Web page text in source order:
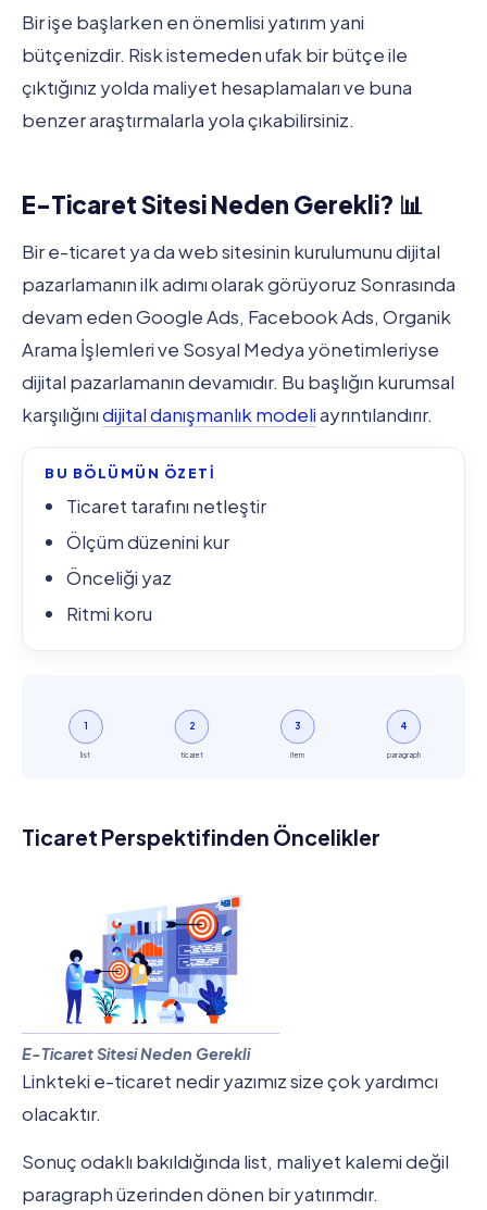
Bir işe başlarken en önemlisi yatırım yani
bütçenizdir. Risk istemeden ufak bir bütçe ile
çıktığınız yolda maliyet hesaplamaları ve buna
benzer araştırmalarla yola çıkabilirsiniz.
E-Ticaret Sitesi Neden Gerekli? 📊
Bir e-ticaret ya da web sitesinin kurulumunu dijital
pazarlamanın ilk adımı olarak görüyoruz Sonrasında
devam eden Google Ads, Facebook Ads, Organik
Arama İşlemleri ve Sosyal Medya yönetimleriyse
dijital pazarlamanın devamıdır. Bu başlığın kurumsal
karşılığınıdijital danışmanlık modeliayrıntılandırır.
BU BÖLÜMÜN ÖZETİ
Ticaret tarafını netleştir
Ölçüm düzenini kur
Önceliği yaz
Ritmi koru
1
list
2
ticaret
3
item
4
paragraph
Ticaret Perspektifinden Öncelikler
E-Ticaret Sitesi Neden Gerekli
Linkteki e-ticaret nedir yazımız size çok yardımcı
olacaktır.
Sonuç odaklı bakıldığında list, maliyet kalemi değil
paragraph üzerinden dönen bir yatırımdır.